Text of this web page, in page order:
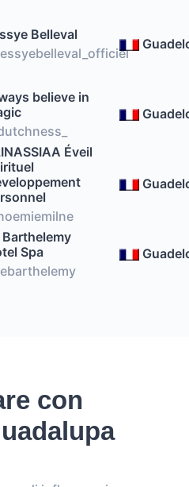
Belleval
believe in
Éveil
Barthelemy
Spa
con